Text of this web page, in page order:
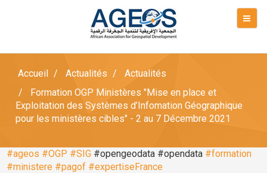
Accueil Actualités
Actualités
Formation OGP Ministères "Mise en place et
Exploitation des Systèmes d’Infomation Géographique
pour les ministères cibles" - 2 au 7 Décembre 2021
#ageos #OGP #SIG #opengeodata #opendata #formation
#ministere #pagof #expertiseFrance